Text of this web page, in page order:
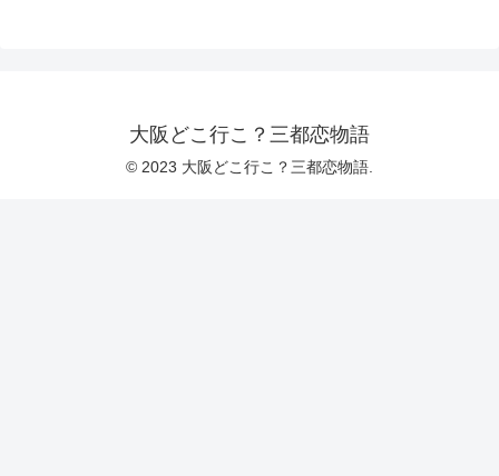
大阪どこ行こ？三都恋物語
© 2023 大阪どこ行こ？三都恋物語.